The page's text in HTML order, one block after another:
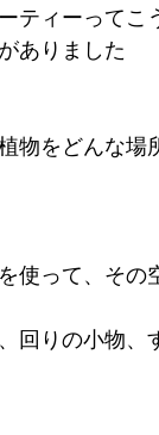
ティーってこ
ありました
物をどんな
使って、そ
回りの小物